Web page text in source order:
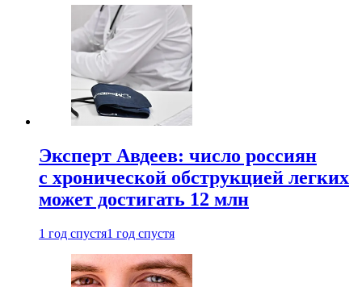
Эксперт Авдеев: число россиян
с хронической обструкцией легких
может достигать 12 млн
1 год спустя1 год спустя